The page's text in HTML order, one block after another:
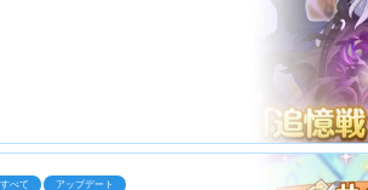
すべて アップデート